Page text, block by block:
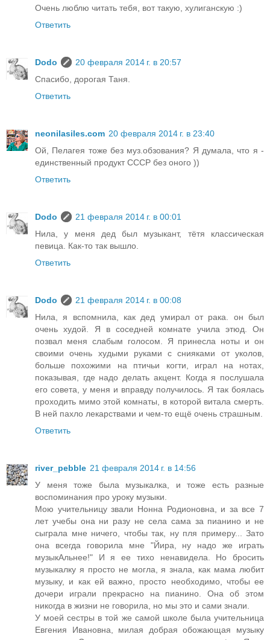
Очень люблю читать тебя, вот такую, хулиганскую :)
Ответить
Dodo
20 февраля 2014 г. в 20:57
Спасибо, дорогая Таня.
Ответить
neonilasiles.com 20 февраля 2014 г. в 23:40
Ой, Пелагея тоже без муз.обзования? Я думала, что я -
единственный продукт СССР без оного ))
Ответить
Dodo
21 февраля 2014 г. в 00:01
Нила, у меня дед был музыкант, тётя классическая
певица. Как-то так вышло.
Ответить
Dodo
21 февраля 2014 г. в 00:08
Нила, я вспомнила, как дед умирал от рака. он был
очень худой. Я в соседней комнате учила этюд. Он
позвал меня слабым голосом. Я принесла ноты и он
своими очень худыми руками с снияками от уколов,
больше похожими на птичьи когти, играл на нотах,
показывая, где надо делать акцент. Когда я послушала
его совета, у меня и вправду получилось. Я так боялась
проходить мимо этой комнаты, в которой витала смерть.
В ней пахло лекарствами и чем-то ещё очень страшным.
Ответить
river_pebble 21 февраля 2014 г. в 14:56
У меня тоже была музыкалка, и тоже есть разные
воспоминания про уроку музыки.
Мою учительницу звали Нонна Родионовна, и за все 7
лет учебы она ни разу не села сама за пианино и не
сыграла мне ничего, чтобы так, ну пля примеру... Зато
она всегда говорила мне "Йира, ну надо же играть
музыкАльнее!" И я ее тихо ненавидела. Но бросить
музыкалку я просто не могла, я знала, как мама любит
музыку, и как ей важно, просто необходимо, чтобы ее
дочери играли прекрасно на пианино. Она об этом
никогда в жизни не говорила, но мы это и сами знали.
У моей сестры в той же самой школе была учительница
Евгения Ивановна, милая добрая обожающая музыку